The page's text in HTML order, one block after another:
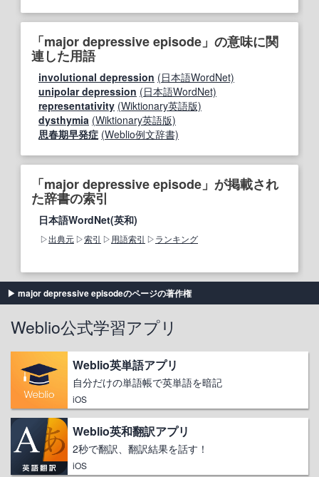
「major depressive episode」の意味に関
連した用語
involutional depression (日本語WordNet)
unipolar depression (日本語WordNet)
representativity (Wiktionary英語版)
dysthymia (Wiktionary英語版)
思春期早発症 (Weblio例文辞書)
「major depressive episode」が掲載され
た辞書の索引
日本語WordNet(英和)
出典元 索引 用語索引 ランキング
major depressive episodeのページの著作権
Weblio公式学習アプリ
Weblio英単語アプリ
自分だけの単語帳で英単語を暗記
iOS
Weblio英和翻訳アプリ
2秒で翻訳、翻訳結果を話す！
iOS